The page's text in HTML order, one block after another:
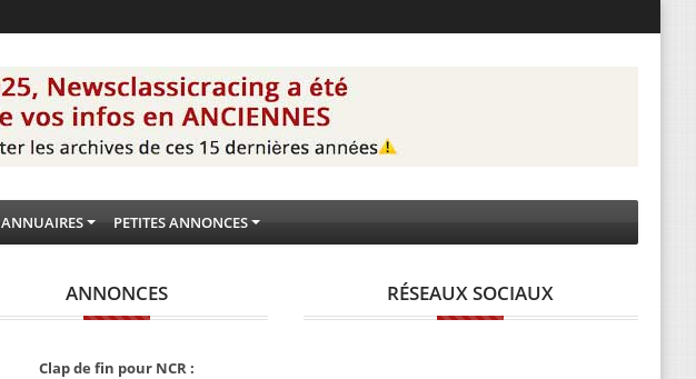
ANNUAIRES PETITES ANNONCES
ANNONCES
Clap de fin pour NCR :
RÉSEAUX SOCIAUX